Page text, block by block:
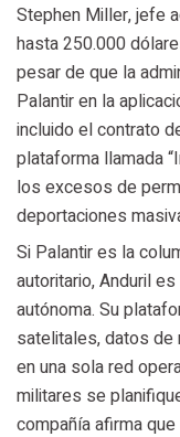
Stephen Miller, jefe
hasta 250.000
pesar de que la
Palantir en la
incluido el contrato
plataforma llamada
los excesos de
deportaciones
Si Palantir es la
autoritario, Anduril
autónoma. Su
satelitales, datos de
en una sola red
militares se
compañía afirma